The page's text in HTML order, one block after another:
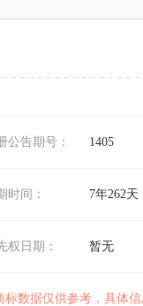
公告期号： 1405
时间： 7年262天
权日期： 暂无
标数据仅供参考，具体信